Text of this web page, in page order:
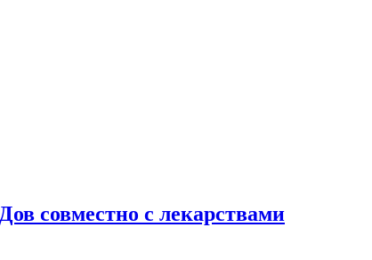
совместно с лекарствами